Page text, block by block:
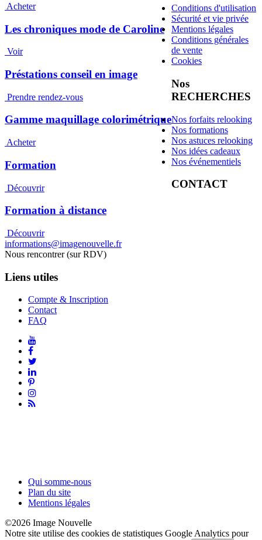
Acheter
Les chroniques mode de Caroline
Voir
Préstations conseil en image
Prendre rendez-vous
Gamme maquillage colorimétrique
Acheter
Formation
Découvrir
Formation à distance
Découvrir
Conditions d'utilisation
Sécurité et vie privée
Mentions légales
Conditions générales
de vente
Cookies
Nos
RECHERCHES
Nos forfaits relooking
Nos formations
Nos astuces relooking
Nos idées cadeaux
Nos événementiels
CONTACT
informations@imagenouvelle.fr
Nous rencontrer (sur RDV)
Liens utiles
Compte & Inscription
Contact
FAQ
Qui somme-nous
Plan du site
Mentions légales
©2026 Image Nouvelle
Notre site utilise des cookies de statistiques Google Analytics pour